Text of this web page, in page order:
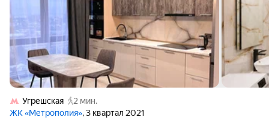
Угрешская
2 мин.
ЖК «Метрополия», 3 квартал 2021